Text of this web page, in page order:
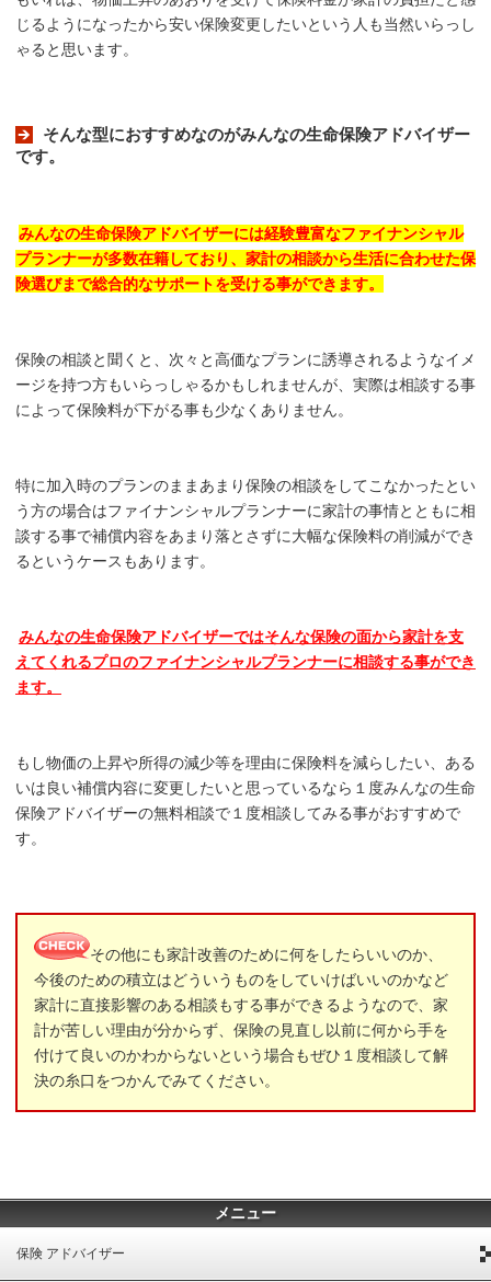
じるようになったから安い保険変更したいという人も当然いらっし
ゃると思います。
そんな型におすすめなのがみんなの生命保険アドバイザー
です。
みんなの生命保険アドバイザーには経験豊富なファイナンシャル
プランナーが多数在籍しており、家計の相談から生活に合わせた保
険選びまで総合的なサポートを受ける事ができます。
保険の相談と聞くと、次々と高価なプランに誘導されるようなイメ
ージを持つ方もいらっしゃるかもしれませんが、実際は相談する事
によって保険料が下がる事も少なくありません。
特に加入時のプランのままあまり保険の相談をしてこなかったとい
う方の場合はファイナンシャルプランナーに家計の事情とともに相
談する事で補償内容をあまり落とさずに大幅な保険料の削減ができ
るというケースもあります。
みんなの生命保険アドバイザーではそんな保険の面から家計を支
えてくれるプロのファイナンシャルプランナーに相談する事ができ
ます。
もし物価の上昇や所得の減少等を理由に保険料を減らしたい、ある
いは良い補償内容に変更したいと思っているなら１度みんなの生命
保険アドバイザーの無料相談で１度相談してみる事がおすすめで
す。
その他にも家計改善のために何をしたらいいのか、
今後のための積立はどういうものをしていけばいいのかなど
家計に直接影響のある相談もする事ができるようなので、家
計が苦しい理由が分からず、保険の見直し以前に何から手を
付けて良いのかわからないという場合もぜひ１度相談して解
決の糸口をつかんでみてください。
メニュー
保険 アドバイザー